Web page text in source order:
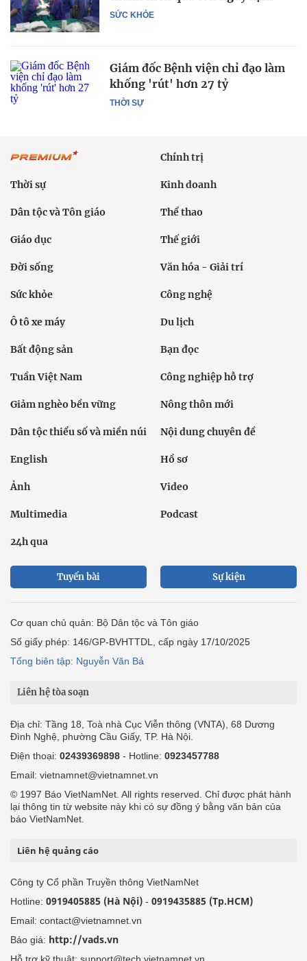
SỨC KHỎE
THỜI SỰ
Giám đốc Bệnh viện chỉ đạo làm
khống 'rút' hơn 27 tỷ
Chính trị
Thời sự Kinh doanh
Dân tộc và Tôn giáo Thể thao
Giáo dục Thế giới
Đời sống Văn hóa - Giải trí
Sức khỏe Công nghệ
Ô tô xe máy Du lịch
Bất động sản Bạn đọc
Tuần Việt Nam Công nghiệp hỗ trợ
Giảm nghèo bền vững Nông thôn mới
Dân tộc thiểu số và miền núi Nội dung chuyên đề
English Hồ sơ
Ảnh Video
Multimedia Podcast
24h qua
Tuyến bài Sự kiện
Cơ quan chủ quản: Bộ Dân tộc và Tôn giáo
Số giấy phép: 146/GP-BVHTTDL, cấp ngày 17/10/2025
Tổng biên tập: Nguyễn Văn Bá
Liên hệ tòa soạn
Địa chỉ: Tầng 18, Toà nhà Cục Viễn thông (VNTA), 68 Dương
Đình Nghệ, phường Cầu Giấy, TP. Hà Nội.
Điện thoại: 02439369898 - Hotline: 0923457788
Email: vietnamnet@vietnamnet.vn
© 1997 Báo VietNamNet. All rights reserved. Chỉ được phát hành
lại thông tin từ website này khi có sự đồng ý bằng văn bản của
báo VietNamNet.
Liên hệ quảng cáo
Công ty Cổ phần Truyền thông VietNamNet
Hotline: 0919405885 (Hà Nội) - 0919435885 (Tp.HCM)
Email: contact@vietnamnet.vn
Báo giá: http://vads.vn